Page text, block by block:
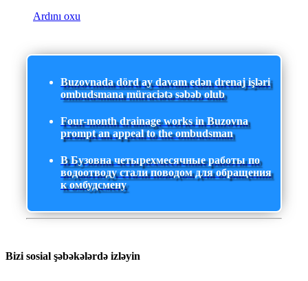
Ardını oxu
Buzovnada dörd ay davam edən drenaj işləri
ombudsmana müraciətə səbəb olub
Four-month drainage works in Buzovna
prompt an appeal to the ombudsman
В Бузовна четырехмесячные работы по
водоотводу стали поводом для обращения
к омбудсмену
Bizi sosial şəbəkələrdə izləyin